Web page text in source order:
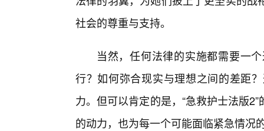
社会的尊重与支持。
当然，任何法律的实施都需要一
行？如何弥合现实与理想之间的差距
力。但可以肯定的是，“急救护士法版
的动力，也为每一个可能面临紧急情况